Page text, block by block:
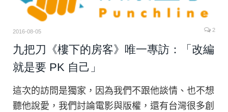
2016-08-05 2
九把刀《樓下的房客》唯一專訪：「改編
就是要 PK 自己」
這次的訪問是獨家，因為我們不跟他談情、也不想
聽他說愛，我們討論電影與版權，還有台灣很多創